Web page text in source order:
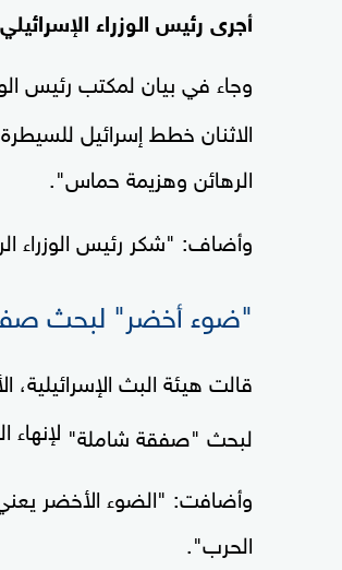
أجرى رئيس الوزراء
وجاء في بيان لمكتب رئيس
الاثنان خطط إسرائيل
الرهائن وهزيمة حماس".
وأضاف: "شكر رئيس الوزراء
"ضوء أخضر" لبحث
قالت هيئة البث الإسرائيلية،
لبحث "صفقة شاملة" لإنهاء
وأضافت: "الضوء الأخضر
الحرب".